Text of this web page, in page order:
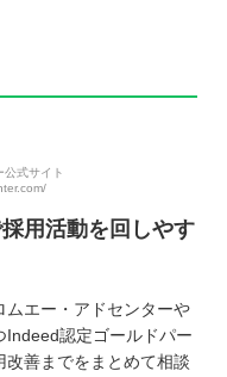
公式サイト
用活動を回しやす
エー・アドセンターや
Indeed認定ゴールドパー
改善までをまとめて相談